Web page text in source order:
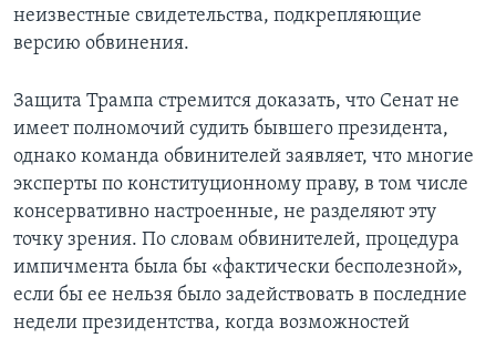
неизвестные свидетельства, подкрепляющие
версию обвинения.
Защита Трампа стремится доказать, что Сенат не
имеет полномочий судить бывшего президента,
однако команда обвинителей заявляет, что многие
эксперты по конституционному праву, в том числе
консервативно настроенные, не разделяют эту
точку зрения. По словам обвинителей, процедура
импичмента была бы «фактически бесполезной»,
если бы ее нельзя было задействовать в последние
недели президентства, когда возможностей